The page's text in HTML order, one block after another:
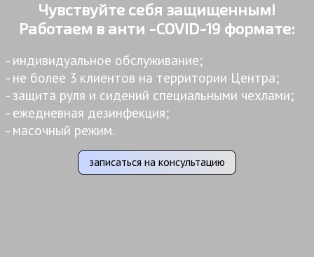
Чувствуйте себя защищенным!
Работаем в анти -COVID-19 формате:
- индивидуальное обслуживание;
- не более 3 клиентов на территории Центра;
- защита руля и сидений специальными чехлами;
- ежедневная дезинфекция;
- масочный режим.
записаться на консультацию